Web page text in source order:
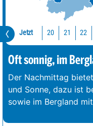
Jetzt 20 21 22
Oft sonnig, im
Der Nachmittag
und Sonne, dazu ist
sowie im Bergland